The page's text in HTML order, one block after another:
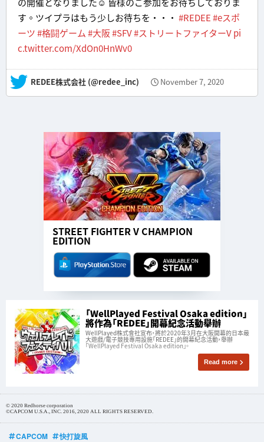
す。ツイプラはもう少しお待ちを・・・ #REDEE#eスポ
ーツ#格闘ゲーム #大阪#SFV#ストリートファイターVpi
c.twitter.com/XdOn0HnWv0
— REDEE株式会社 (@redee_inc) November 7, 2020
STREET FIGHTER V CHAMPION
EDITION
「WellPlayed Festival Osaka edition」
將作為「REDEE」開幕紀念活動舉辦
WellPlayed株式會社宣布，將於2020年3月在大阪開幕的日本最
大遊戲/電子競技專用設施「REDEE」的開幕紀念活動，舉辦
「WellPlayed Festival Osaka edition」。
Read more
© 2020 Redhorse corporation
©CAPCOM U.S.A., INC. 2016, 2020 ALL RIGHTS RESERVED.
CAPCOM 快打旋風